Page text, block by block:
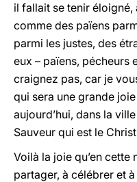
il fallait se tenir
comme des païens
parmi les justes, des
eux – païens, pécheurs
craignez pas, car je
qui sera une grande
aujourd’hui, dans la
Sauveur qui est le
Voilà la joie qu’en cette
partager, à célébrer et